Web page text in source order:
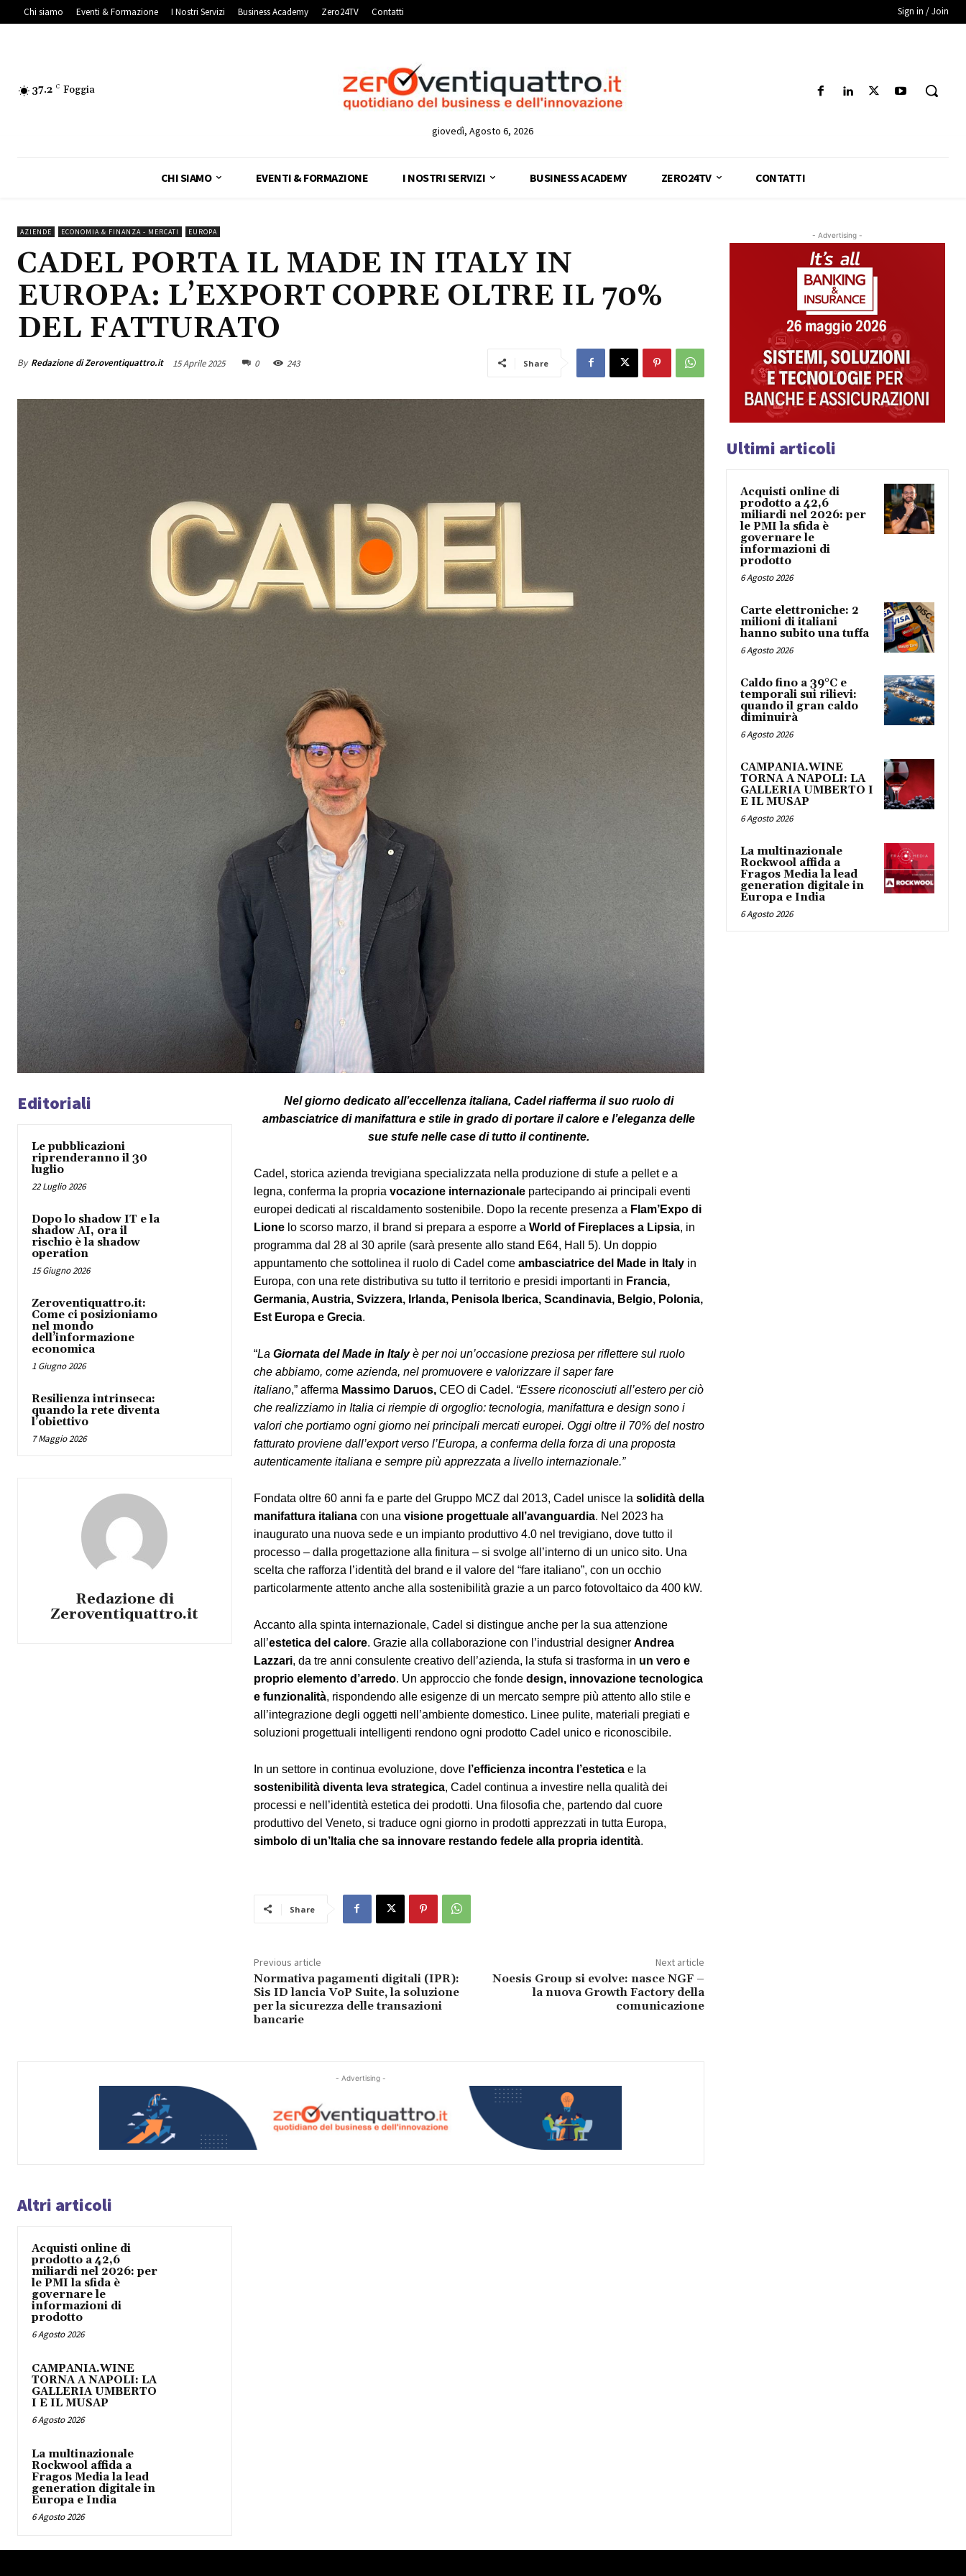
Chi siamo Eventi & Formazione I Nostri Servizi Business Academy Zero24TV Contatti Sign in / Join
37.2 C Foggia
giovedì, Agosto 6, 2026
CHI SIAMO EVENTI & FORMAZIONE I NOSTRI SERVIZI BUSINESS ACADEMY ZERO24TV CONTATTI
AZIENDE ECONOMIA & FINANZA - MERCATI EUROPA
CADEL PORTA IL MADE IN ITALY IN
EUROPA: L’EXPORT COPRE OLTRE IL 70%
DEL FATTURATO
By Redazione di Zeroventiquattro.it 15 Aprile 2025 0 243 Share
Editoriali
Le pubblicazioni
riprenderanno il 30
luglio
22 Luglio 2026
Dopo lo shadow IT e la
shadow AI, ora il
rischio è la shadow
operation
15 Giugno 2026
Zeroventiquattro.it:
Come ci posizioniamo
nel mondo
dell’informazione
economica
1 Giugno 2026
Resilienza intrinseca:
quando la rete diventa
l’obiettivo
7 Maggio 2026
Redazione di
Zeroventiquattro.it
Nel giorno dedicato all’eccellenza italiana, Cadel riafferma il suo ruolo di
ambasciatrice di manifattura e stile in grado di portare il calore e l’eleganza delle
sue stufe nelle case di tutto il continente.
Cadel, storica azienda trevigiana specializzata nella produzione di stufe a pellet e a
legna, conferma la propria vocazione internazionalepartecipando ai principali eventi
europei dedicati al riscaldamento sostenibile. Dopo la recente presenza a Flam’Expo di
Lionelo scorso marzo, il brand si prepara a esporre a World of Fireplaces a Lipsia, in
programma dal 28 al 30 aprile (sarà presente allo stand E64, Hall 5). Un doppio
appuntamento che sottolinea il ruolo di Cadel come ambasciatrice del Made in Italyin
Europa, con una rete distributiva su tutto il territorio e presidi importanti in Francia,
Germania, Austria, Svizzera, Irlanda, Penisola Iberica, Scandinavia, Belgio, Polonia,
Est Europa e Grecia.
“La Giornata del Made in Italyè per noi un’occasione preziosa per riflettere sul ruolo
che abbiamo, come azienda, nel promuovere e valorizzare il saper fare
italiano,” afferma Massimo Daruos, CEO di Cadel. “Essere riconosciuti all’estero per ciò
che realizziamo in Italia ci riempie di orgoglio: tecnologia, manifattura e design sono i
valori che portiamo ogni giorno nei principali mercati europei. Oggi oltre il 70% del nostro
fatturato proviene dall’export verso l’Europa, a conferma della forza di una proposta
autenticamente italiana e sempre più apprezzata a livello internazionale.”
Fondata oltre 60 anni fa e parte del Gruppo MCZ dal 2013, Cadel unisce la solidità della
manifattura italianacon una visione progettuale all’avanguardia. Nel 2023 ha
inaugurato una nuova sede e un impianto produttivo 4.0 nel trevigiano, dove tutto il
processo – dalla progettazione alla finitura – si svolge all’interno di un unico sito. Una
scelta che rafforza l’identità del brand e il valore del “fare italiano”, con un occhio
particolarmente attento anche alla sostenibilità grazie a un parco fotovoltaico da 400 kW.
Accanto alla spinta internazionale, Cadel si distingue anche per la sua attenzione
all’estetica del calore. Grazie alla collaborazione con l’industrial designer Andrea
Lazzari, da tre anni consulente creativo dell’azienda, la stufa si trasforma in un vero e
proprio elemento d’arredo. Un approccio che fonde design, innovazione tecnologica
e funzionalità, rispondendo alle esigenze di un mercato sempre più attento allo stile e
all’integrazione degli oggetti nell’ambiente domestico. Linee pulite, materiali pregiati e
soluzioni progettuali intelligenti rendono ogni prodotto Cadel unico e riconoscibile.
In un settore in continua evoluzione, dove l’efficienza incontra l’esteticae la
sostenibilità diventa leva strategica, Cadel continua a investire nella qualità dei
processi e nell’identità estetica dei prodotti. Una filosofia che, partendo dal cuore
produttivo del Veneto, si traduce ogni giorno in prodotti apprezzati in tutta Europa,
simbolo di un’Italia che sa innovare restando fedele alla propria identità.
Share
Previous article
Normativa pagamenti digitali (IPR):
Sis ID lancia VoP Suite, la soluzione
per la sicurezza delle transazioni
bancarie
Next article
Noesis Group si evolve: nasce NGF –
la nuova Growth Factory della
comunicazione
- Advertising -
Altri articoli
Acquisti online di
prodotto a 42,6
miliardi nel 2026: per
le PMI la sfida è
governare le
informazioni di
prodotto
6 Agosto 2026
CAMPANIA.WINE
TORNA A NAPOLI: LA
GALLERIA UMBERTO
I E IL MUSAP
6 Agosto 2026
La multinazionale
Rockwool affida a
Fragos Media la lead
generation digitale in
Europa e India
6 Agosto 2026
- Advertising -
Ultimi articoli
Acquisti online di
prodotto a 42,6
miliardi nel 2026: per
le PMI la sfida è
governare le
informazioni di
prodotto
6 Agosto 2026
Carte elettroniche: 2
milioni di italiani
hanno subito una tuffa
6 Agosto 2026
Caldo fino a 39°C e
temporali sui rilievi:
quando il gran caldo
diminuirà
6 Agosto 2026
CAMPANIA.WINE
TORNA A NAPOLI: LA
GALLERIA UMBERTO I
E IL MUSAP
6 Agosto 2026
La multinazionale
Rockwool affida a
Fragos Media la lead
generation digitale in
Europa e India
6 Agosto 2026